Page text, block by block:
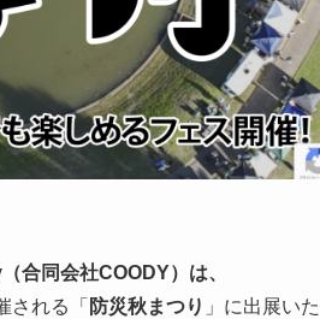
合同会社COODY） は、
される「 防災秋まつり 」に出展いた